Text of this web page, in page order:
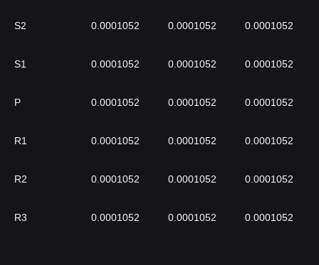
S2 0.0001052 0.0001052 0.0001052
S1 0.0001052 0.0001052 0.0001052
P 0.0001052 0.0001052 0.0001052
R1 0.0001052 0.0001052 0.0001052
R2 0.0001052 0.0001052 0.0001052
R3 0.0001052 0.0001052 0.0001052